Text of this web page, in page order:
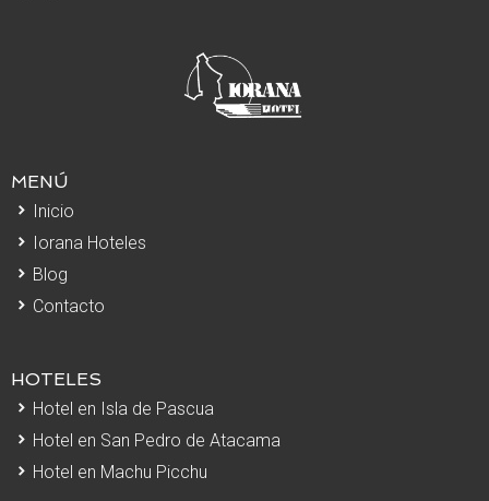
MENÚ
Inicio
Iorana Hoteles
Blog
Contacto
HOTELES
Hotel en Isla de Pascua
Hotel en San Pedro de Atacama
Hotel en Machu Picchu